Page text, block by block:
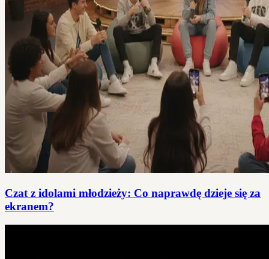
Czat z idolami młodzieży: Co naprawdę dzieje się za
ekranem?